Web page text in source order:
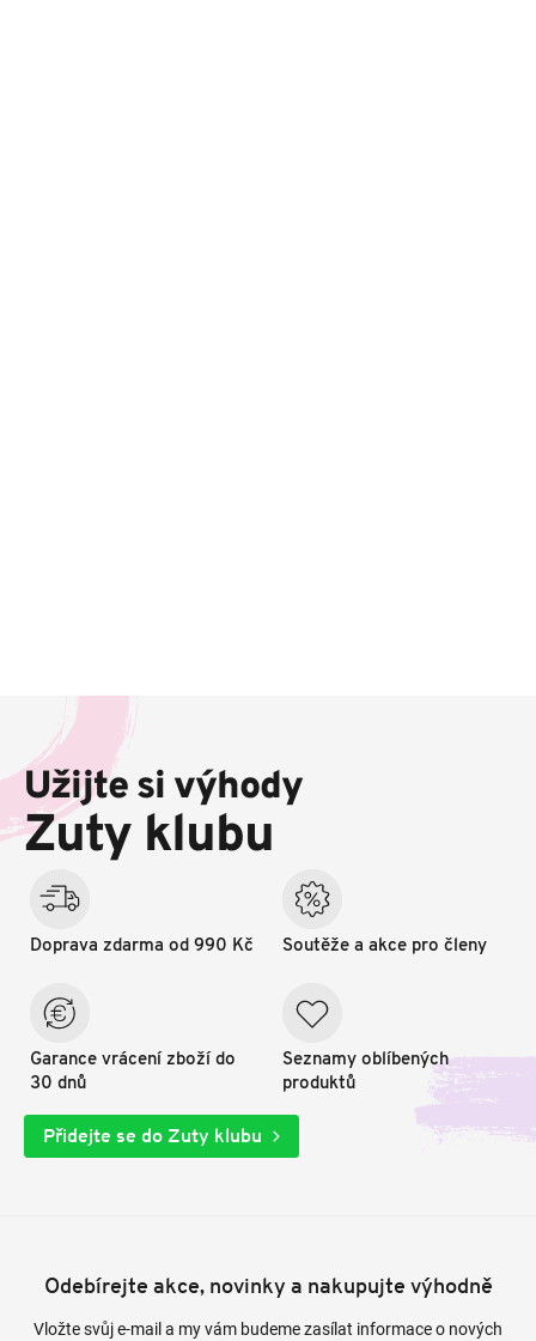
a
í
Užijte si výhody
Zuty klubu
Doprava zdarma od 990 Kč
Garance vrácení zboží do
30 dnů
Soutěže a akce pro členy
Seznamy oblíbených
produktů
Přidejte se do Zuty klubu
Odebírejte akce, novinky a nakupujte výhodně
Vložte svůj e-mail a my vám budeme zasílat informace o nových